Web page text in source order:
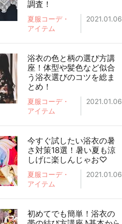
調査！
夏服コーデ・
アイテム
2021.01.06
浴衣の色と柄の選び方講
座！体型や髪色など似合
う浴衣選びのコツを総ま
とめ！
夏服コーデ・
アイテム
2021.01.06
今すぐ試したい浴衣の暑
さ対策18選！暑い夏も涼
しげに楽しんじゃお♡
夏服コーデ・
アイテム
2021.01.06
初めてでも簡単！浴衣の